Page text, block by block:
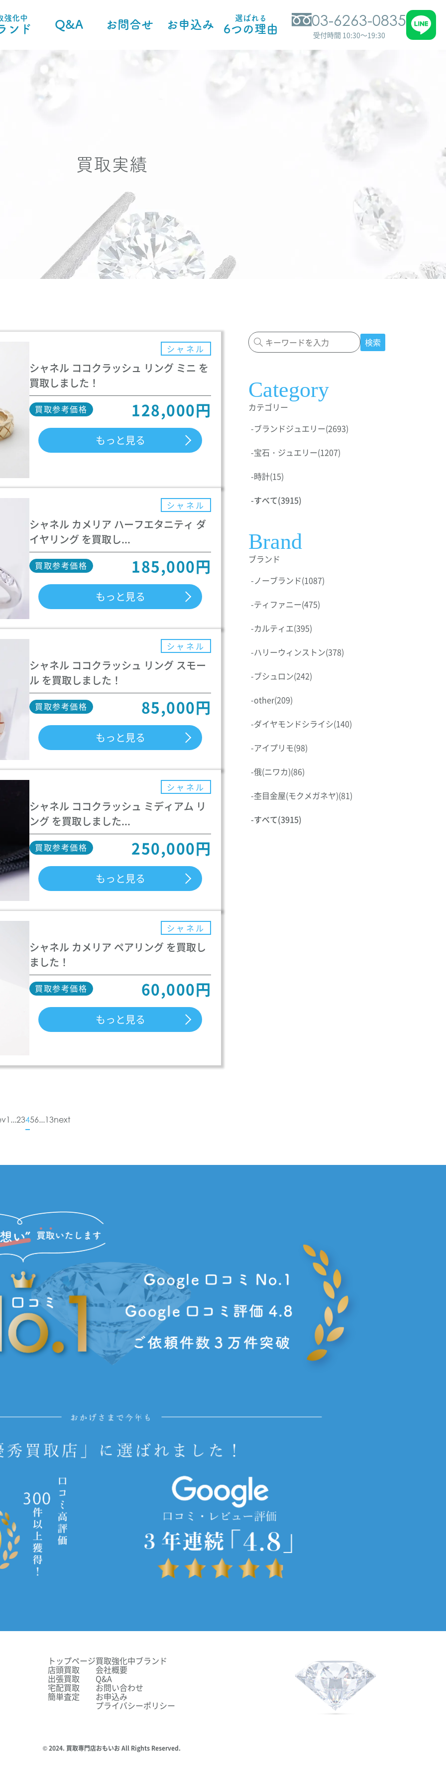
強化中
ンド Q&A お問合せ お申込み
選ばれる
6つの理由 03-6263-0835
受付時間 10:30～19:30
買取実績
シャネル
シャネル ココクラッシュ リング ミニ を
買取しました！
買取参考価格 128,000円
もっと見る
シャネル
シャネル カメリア ハーフエタニティ ダ
イヤリング を買取し...
買取参考価格 185,000円
もっと見る
シャネル
シャネル ココクラッシュ リング スモー
ル を買取しました！
買取参考価格 85,000円
もっと見る
シャネル
シャネル ココクラッシュ ミディアム リ
ング を買取しました...
買取参考価格 250,000円
もっと見る
シャネル
シャネル カメリア ペアリング を買取し
ました！
買取参考価格 60,000円
もっと見る
1...23456...13next
検索
Category
カテゴリー
-ブランドジュエリー(2693)
-宝石・ジュエリー(1207)
-時計(15)
-すべて(3915)
Brand
ブランド
-ノーブランド(1087)
-ティファニー(475)
-カルティエ(395)
-ハリーウィンストン(378)
-ブシュロン(242)
-other(209)
-ダイヤモンドシライシ(140)
-アイプリモ(98)
-俄(ニワカ)(86)
-杢目金屋(モクメガネヤ)(81)
-すべて(3915)
トップページ
店頭買取
出張買取
宅配買取
簡単査定
買取強化中ブランド
会社概要
Q&A
お問い合わせ
お申込み
プライバシーポリシー
© 2024. 買取専門店おもいお All Rights Reserved.